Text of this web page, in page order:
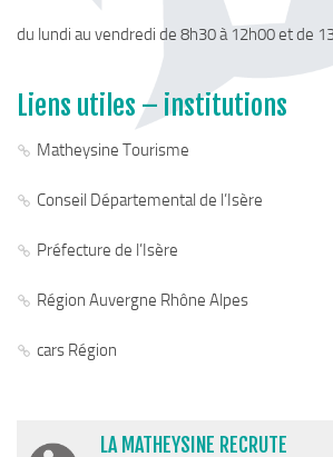
Développement durable
Déchetterie intercommunale et
Gestion des déchets
Transition énergétique
Espace Conseil France Rénov’
Eau & Assainissement
du lundi au vendredi de 8h30 à 12h00 et de
Liens utiles – institutions
Matheysine Tourisme
Conseil Départemental de l’Isère
Préfecture de l’Isère
Région Auvergne Rhône Alpes
cars Région
LA MATHEYSINE RECRUTE